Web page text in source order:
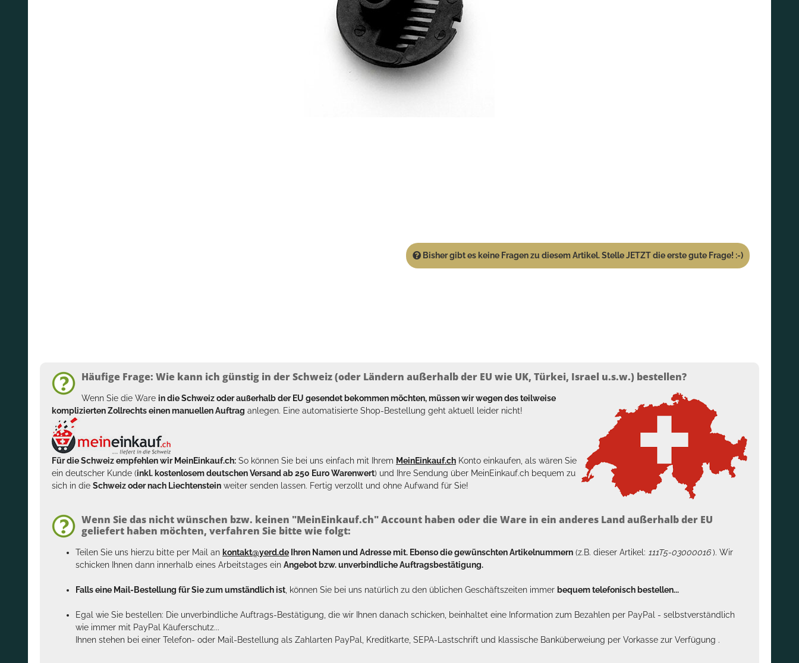
Bisher gibt es keine Fragen zu diesem Artikel. Stelle JETZT die erste gute Frage! :-)
Häufige Frage: Wie kann ich günstig in der Schweiz (oder Ländern außerhalb der EU wie UK, Türkei, Israel u.s.w.) bestellen?
Wenn Sie die Ware in die Schweiz oder außerhalb der EU gesendet bekommen möchten, müssen wir wegen des teilweise
komplizierten Zollrechts einen manuellen Auftrag anlegen. Eine automatisierte Shop-Bestellung geht aktuell leider nicht!
Für die Schweiz empfehlen wir MeinEinkauf.ch: So können Sie bei uns einfach mit Ihrem MeinEinkauf.ch Konto einkaufen, als wären Sie
ein deutscher Kunde (inkl. kostenlosem deutschen Versand ab 250 Euro Warenwert) und Ihre Sendung über MeinEinkauf.ch bequem zu
sich in die Schweiz oder nach Liechtenstein weiter senden lassen. Fertig verzollt und ohne Aufwand für Sie!
Wenn Sie das nicht wünschen bzw. keinen "MeinEinkauf.ch" Account haben oder die Ware in ein anderes Land außerhalb der EU
geliefert haben möchten, verfahren Sie bitte wie folgt:
Teilen Sie uns hierzu bitte per Mail an kontakt@yerd.de Ihren Namen und Adresse mit. Ebenso die gewünschten Artikelnummern (z.B. dieser Artikel: 111T5-03000016). Wir
schicken Ihnen dann innerhalb eines Arbeitstages ein Angebot bzw. unverbindliche Auftragsbestätigung.
Falls eine Mail-Bestellung für Sie zum umständlich ist , können Sie bei uns natürlich zu den üblichen Geschäftszeiten immer bequem telefonisch bestellen...
Egal wie Sie bestellen: Die unverbindliche Auftrags-Bestätigung, die wir Ihnen danach schicken, beinhaltet eine Information zum Bezahlen per PayPal - selbstverständlich
wie immer mit PayPal Käuferschutz...
Ihnen stehen bei einer Telefon- oder Mail-Bestellung als Zahlarten PayPal, Kreditkarte, SEPA-Lastschrift und klassische Banküberweiung per Vorkasse zur Verfügung .